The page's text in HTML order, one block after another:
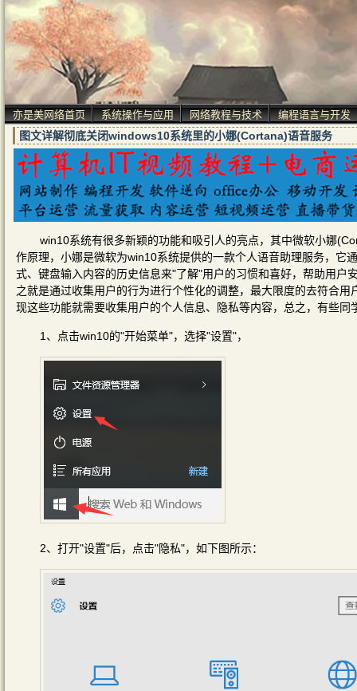
亦是美网络首页 系统操作与应用 网络教程与技术 编程语言与开发
图文详解彻底关闭windows10系统里的小娜(Cortana)语音服务
win10系统有很多新颖的功能和吸引人的亮点，其中微软小娜
作原理，小娜是微软为win10系统提供的一款个人语音助理服务，它
式、键盘输入内容的历史信息来"了解"用户的习惯和喜好，帮助用
之就是通过收集用户的行为进行个性化的调整，最大限度的去符合
现这些功能就需要收集用户的个人信息、隐私等内容，总之，有些
1、点击win10的"开始菜单"，选择"设置"，
2、打开"设置"后，点击"隐私"，如下图所示：